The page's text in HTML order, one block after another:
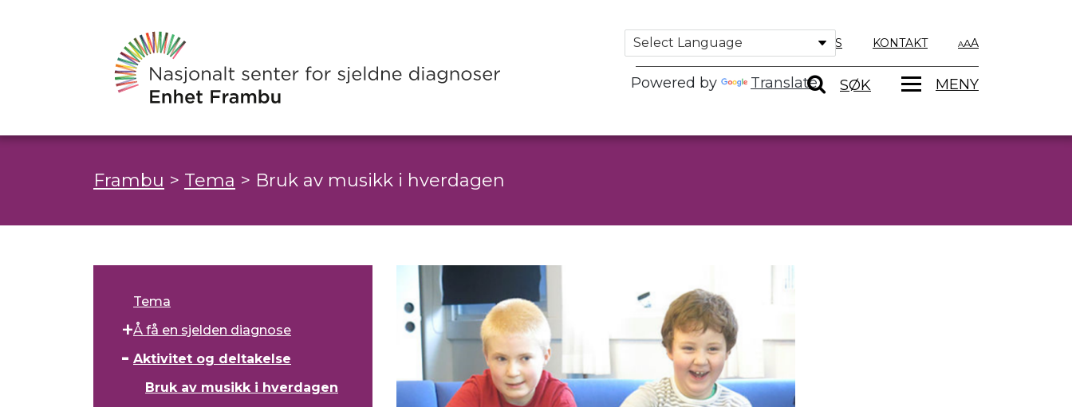
Powered by Translate
OM OSS KONTAKT A
SØK MENY
Frambu > Tema > Bruk av musikk i hverdagen
Tema
Å få en sjelden diagnose
Aktivitet og deltakelse
Bruk av musikk i hverdagen